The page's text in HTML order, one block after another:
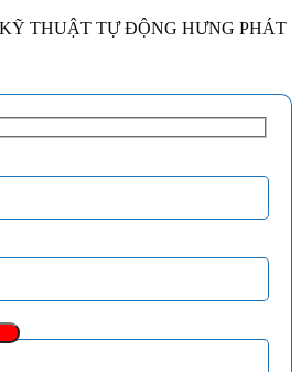
THUẬT TỰ ĐỘNG HƯNG PHÁT